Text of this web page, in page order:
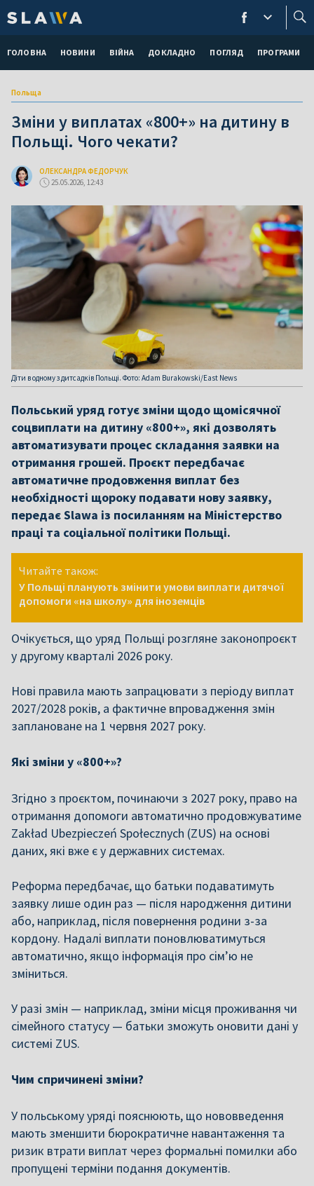
ГОЛОВНА НОВИНИ ВІЙНА ДОКЛАДНО ПОГЛЯД ПРОГРАМИ
Польща
Зміни у виплатах «800+» на дитину в
Польщі. Чого чекати?
ОЛЕКСАНДРА ФЕДОРЧУК
25.05.2026, 12:43
Діти в одному з дитсадків Польщі. Фото: Adam Burakowski/East News
Польський уряд готує зміни щодо щомісячної
соцвиплати на дитину «800+», які дозволять
автоматизувати процес складання заявки на
отримання грошей. Проєкт передбачає
автоматичне продовження виплат без
необхідності щороку подавати нову заявку,
передає Slawa із посиланням на Міністерство
праці та соціальної політики Польщі.
Читайте також:
У Польщі планують змінити умови виплати дитячої
допомоги «на школу» для іноземців
Очікується, що уряд Польщі розгляне законопроєкт
у другому кварталі 2026 року.
Нові правила мають запрацювати з періоду виплат
2027/2028 років, а фактичне впровадження змін
заплановане на 1 червня 2027 року.
Які зміни у «800+»?
Згідно з проєктом, починаючи з 2027 року, право на
отримання допомоги автоматично продовжуватиме
Zakład Ubezpieczeń Społecznych (ZUS) на основі
даних, які вже є у державних системах.
Реформа передбачає, що батьки подаватимуть
заявку лише один раз — після народження дитини
або, наприклад, після повернення родини з-за
кордону. Надалі виплати поновлюватимуться
автоматично, якщо інформація про сім’ю не
зміниться.
У разі змін — наприклад, зміни місця проживання чи
сімейного статусу — батьки зможуть оновити дані у
системі ZUS.
Чим спричинені зміни?
У польському уряді пояснюють, що нововведення
мають зменшити бюрократичне навантаження та
ризик втрати виплат через формальні помилки або
пропущені терміни подання документів.